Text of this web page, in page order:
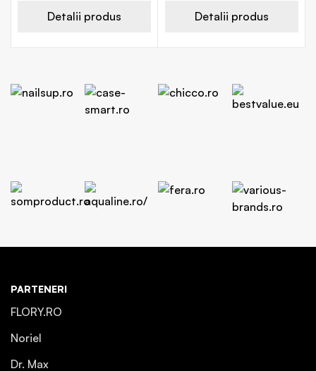
Detalii produs Detalii produs
PARTENERI
FLORY.RO
Noriel
Dr. Max